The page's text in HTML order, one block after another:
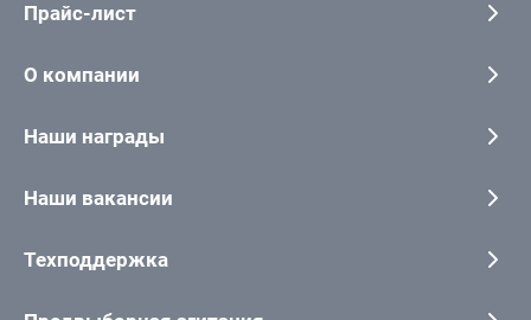
Прайс-лист
О компании
Наши награды
Наши вакансии
Техподдержка